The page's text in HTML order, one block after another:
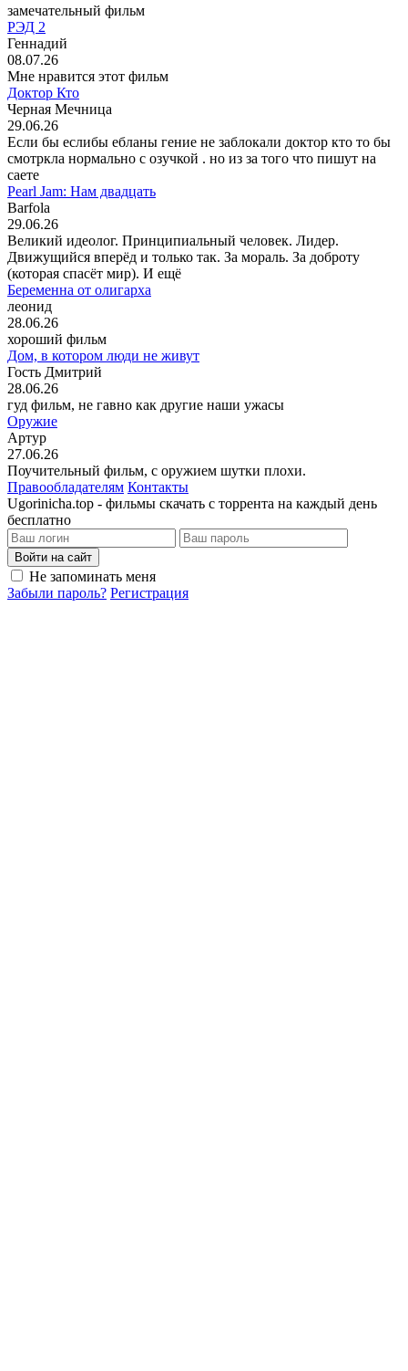
замечательный фильм
РЭД 2
Геннадий
08.07.26
Мне нравится этот фильм
Доктор Кто
Черная Мечница
29.06.26
Если бы еслибы ебланы гение не заблокали доктор кто то бы
смотркла нормально с озучкой . но из за того что пишут на
саете
Pearl Jam: Нам двадцать
Barfola
29.06.26
Великий идеолог. Принципиальный человек. Лидер.
Движущийся вперёд и только так. За мораль. За доброту
(которая спасёт мир). И ещё
Беременна от олигарха
леонид
28.06.26
хороший фильм
Дом, в котором люди не живут
Гость Дмитрий
28.06.26
гуд фильм, не гавно как другие наши ужасы
Оружие
Артур
27.06.26
Поучительный фильм, с оружием шутки плохи.
Правообладателям Контакты
Ugorinicha.top - фильмы скачать с торрента на каждый день
бесплатно
Войти на сайт
Не запоминать меня
Забыли пароль? Регистрация